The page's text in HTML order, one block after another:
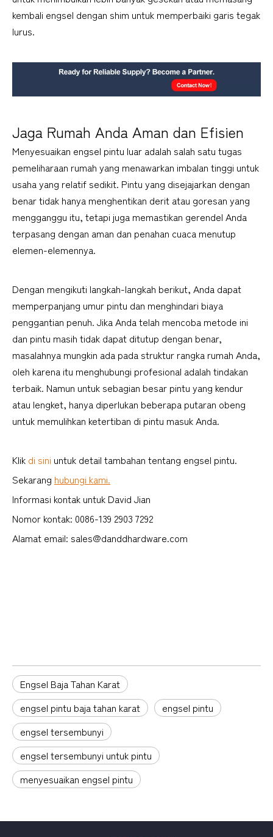
kembali engsel dengan shim untuk memperbaiki garis tegak
lurus.
Jaga Rumah Anda Aman dan Efisien
Menyesuaikan engsel pintu luar adalah salah satu tugas
pemeliharaan rumah yang menawarkan imbalan tinggi untuk
usaha yang relatif sedikit. Pintu yang disejajarkan dengan
benar tidak hanya menghentikan derit atau goresan yang
mengganggu itu, tetapi juga memastikan gerendel Anda
terpasang dengan aman dan penahan cuaca menutup
elemen-elemennya.
Dengan mengikuti langkah-langkah berikut, Anda dapat
memperpanjang umur pintu dan menghindari biaya
penggantian penuh. Jika Anda telah mencoba metode ini
dan pintu masih tidak dapat ditutup dengan benar,
masalahnya mungkin ada pada struktur rangka rumah Anda,
oleh karena itu menghubungi profesional adalah tindakan
terbaik. Namun untuk sebagian besar pintu yang kendur
atau lengket, hanya diperlukan beberapa putaran obeng
untuk memulihkan ketertiban di pintu masuk Anda.
Klik di sini untuk detail tambahan tentang engsel pintu.
Sekarang hubungi kami.
Informasi kontak untuk David Jian
Nomor kontak: 0086-139 2903 7292
Alamat email: sales@danddhardware.com
Engsel Baja Tahan Karat
engsel pintu baja tahan karat
engsel pintu
engsel tersembunyi
engsel tersembunyi untuk pintu
menyesuaikan engsel pintu